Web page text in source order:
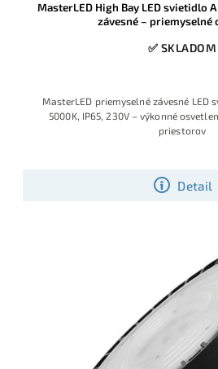
MasterLED High Bay LED svietidlo
závesné – priemyselné
✅ SKLADOM
Detail
MasterLED priemyselné závesné LED
5000K, IP65, 230V – výkonné
priestorov